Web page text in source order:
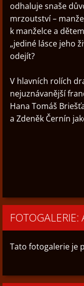
odhaluje snaše
mrzoutství –
k manželce a
„jediné lásce jeho
odejít?
V hlavních rolích
nejuznávanější
Hana Tomáš
a Zdeněk Černín
FOTOGALERIE:
Tato fotogalerie je